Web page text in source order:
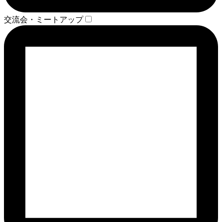
交流会・ミートアップ